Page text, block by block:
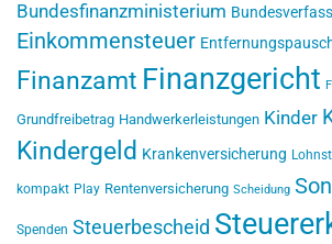
Bundesfinanzministerium
Einkommensteuer
Finanzamt Finanzgericht
Grundfreibetrag Handwerkerleistungen Kinder
Kindergeld Krankenversicherung
kompakt Play Rentenversicherung Scheidung
Spenden Steuerbescheid